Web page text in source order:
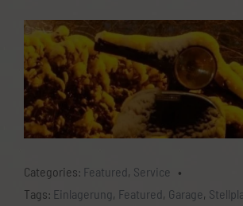
Telefon/Whatsapp mit obiger Nummer oder
Oder ihr nutzt unser Kontaktformular:
Kontaktformular
Datenschutzerklärung
Impressum
Categories: Featured, Service
•
Tags: Einlagerung, Featured, Garage,